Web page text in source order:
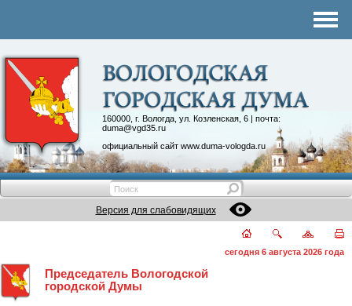
160000, г. Вологда, ул. Козленская, 6 | почта:
duma@vgd35.ru
официальный сайт www.duma-vologda.ru
Контакты
Депутатские объединения
Версия для слабовидящих
сегодня 6 августа 2026 года
Председатель Вологодской
городской Думы